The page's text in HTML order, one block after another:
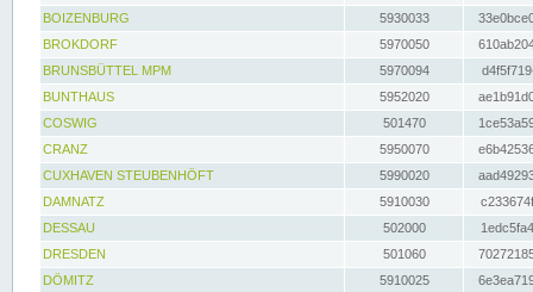
BOIZENBURG
5930033
BROKDORF
5970050
BRUNSBÜTTEL MPM
5970094
BUNTHAUS
5952020
COSWIG
501470
CRANZ
5950070
CUXHAVEN STEUBENHÖFT
5990020
DAMNATZ
5910030
DESSAU
502000
DRESDEN
501060
DÖMITZ
5910025